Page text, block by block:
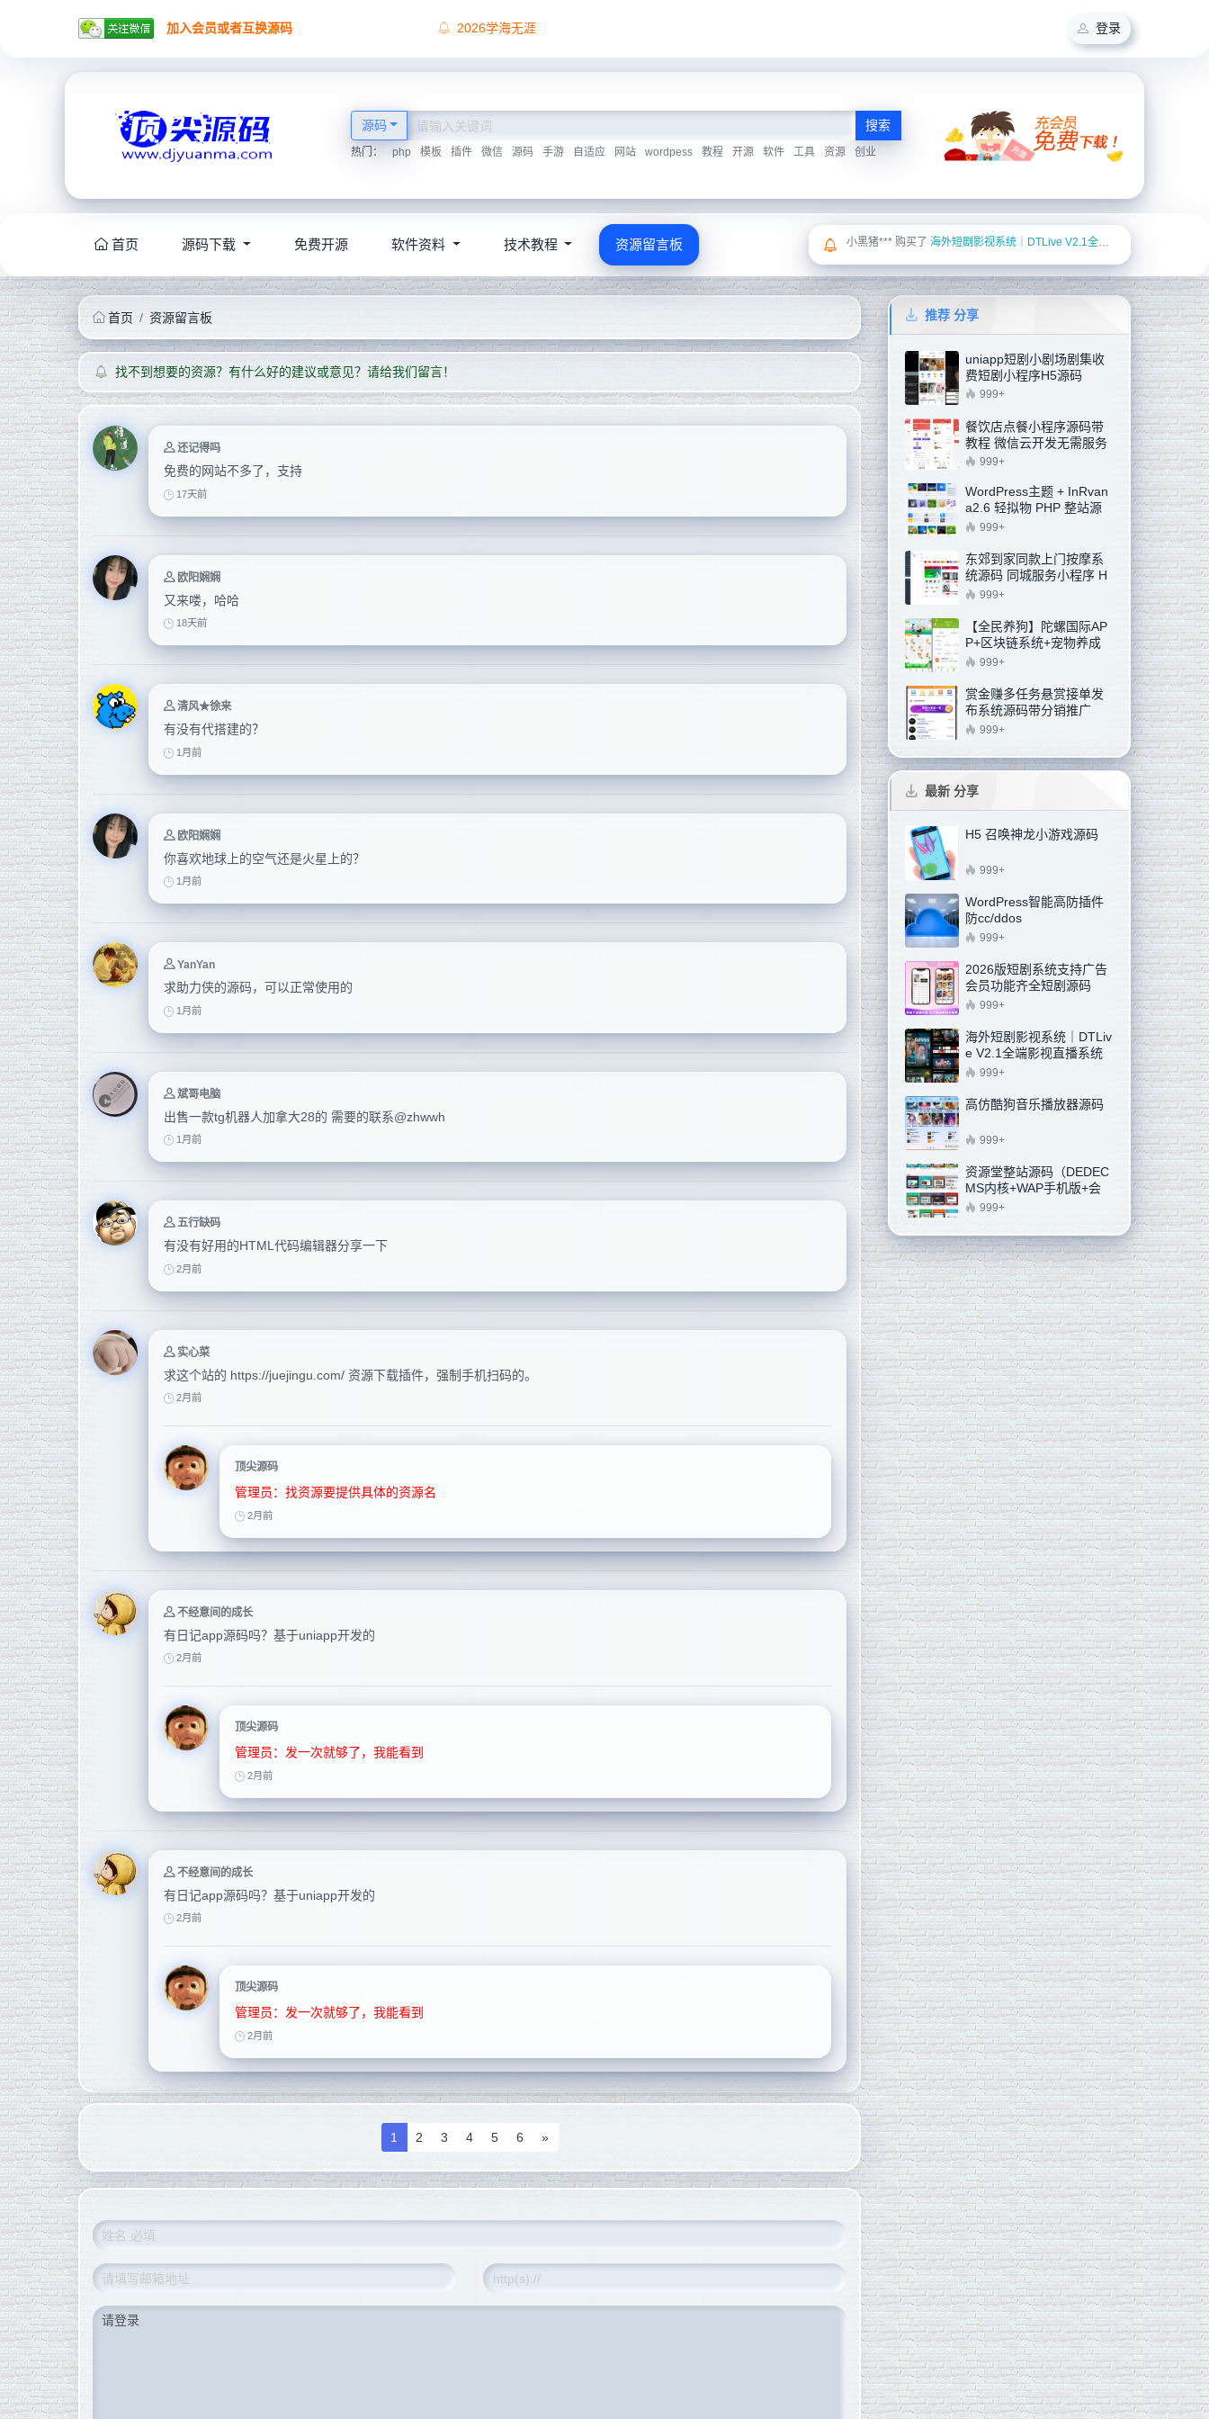
加入会员或者互换源码 顶尖源码唯一联系方式，慎防上当受骗！ 登录
源码 搜索
热门： php 模板 插件 微信 源码 手游 自适应 网站 wordpess 教程 开源 软件 工具 资源 创业
首页 源码下载 免费开源 软件资料 技术教程 资源留言板 Yan*** 购买了在线点歌系统源码
首页 资源留言板
找不到想要的资源？有什么好的建议或意见？请给我们留言！
还记得吗
免费的网站不多了，支持
17天前
欧阳娴娴
又来喽，哈哈
18天前
清风★徐来
有没有代搭建的？
1月前
欧阳娴娴
你喜欢地球上的空气还是火星上的？
1月前
YanYan
求助力侠的源码，可以正常使用的
1月前
斌哥电脑
出售一款tg机器人加拿大28的 需要的联系@zhwwh
1月前
五行缺码
有没有好用的HTML代码编辑器分享一下
2月前
实心菜
求这个站的 https://juejingu.com/ 资源下载插件，强制手机扫码的。
2月前
顶尖源码
管理员：找资源要提供具体的资源名
2月前
不经意间的成长
有日记app源码吗？基于uniapp开发的
2月前
顶尖源码
管理员：发一次就够了，我能看到
2月前
不经意间的成长
有日记app源码吗？基于uniapp开发的
2月前
顶尖源码
管理员：发一次就够了，我能看到
2月前
1 2 3 4 5 6 »
推荐 分享
uniapp短剧小剧场剧集收
费短剧小程序H5源码
999+
餐饮店点餐小程序源码带
教程 微信云开发无需服务
器（含顾客 + 管理员双端
999+
WordPress主题 + InRvan
a2.6 轻拟物 PHP 整站源
码 999+
东郊到家同款上门按摩系
统源码 同城服务小程序 H
5 后台可 DIY 部署
999+
【全民养狗】陀螺国际AP
P+区块链系统+宠物养成
+挖矿合成+养狗养宠物+算
999+
赏金赚多任务悬赏接单发
布系统源码带分销推广
999+
最新 分享
H5 召唤神龙小游戏源码
999+
WordPress智能高防插件
防cc/ddos
999+
2026版短剧系统支持广告
会员功能齐全短剧源码
999+
海外短剧影视系统｜DTLiv
e V2.1全端影视直播系统
汉化增强版（新增邮箱注
999+
高仿酷狗音乐播放器源码
999+
资源堂整站源码（DEDEC
MS内核+WAP手机版+会
员模块）
999+